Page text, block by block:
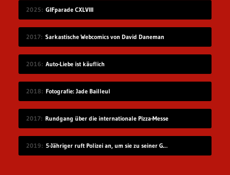
2025 GIFparade CXLVIII
2017 Sarkastische Webcomics von David Daneman
2016 Auto-Liebe ist käuflich
2018 Fotografie: Jade Bailleul
2017 Rundgang über die internationale Pizza-Messe
2019 5-Jähriger ruft Polizei an, um sie zu seiner Geburtstagsparty einzuladen